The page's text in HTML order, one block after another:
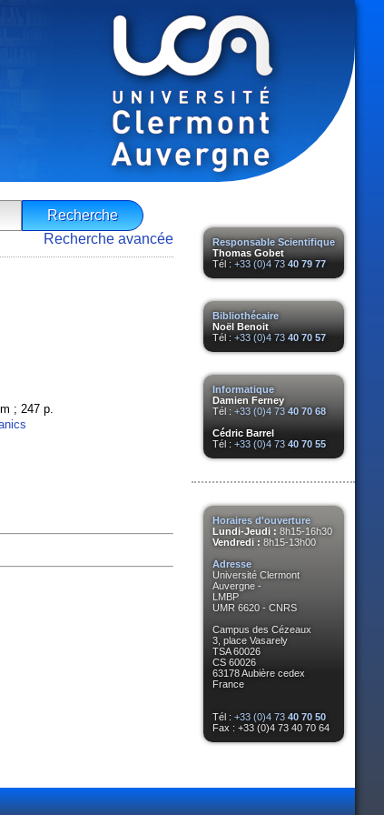
Responsable Scientifique
Thomas Gobet
Tél : +33 (0)4 73 40 79 77
Bibliothécaire
Noël Benoit
Tél : +33 (0)4 73 40 70 57
Informatique
Damien Ferney
Tél : +33 (0)4 73 40 70 68
Cédric Barrel
Tél : +33 (0)4 73 40 70 55
Horaires d'ouverture
Lundi-Jeudi : 8h15-16h30
Vendredi : 8h15-13h00
Adresse
Université Clermont
Auvergne -
LMBP
UMR 6620 - CNRS
Campus des Cézeaux
3, place Vasarely
TSA 60026
CS 60026
63178 Aubière cedex
France
Tél : +33 (0)4 73 40 70 50
Fax : +33 (0)4 73 40 70 64
Recherche avancée
; 247 p.